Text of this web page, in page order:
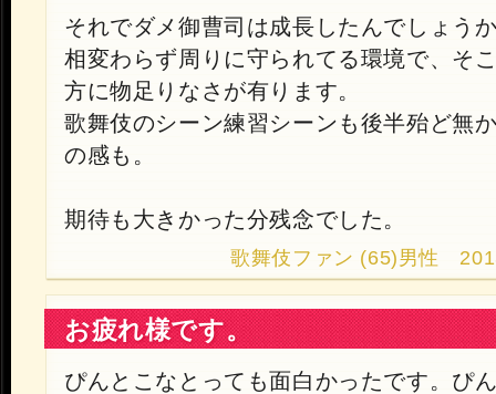
それでダメ御曹司は成長したんでしょう
相変わらず周りに守られてる環境で、そ
方に物足りなさが有ります。
歌舞伎のシーン練習シーンも後半殆ど無
の感も。
期待も大きかった分残念でした。
歌舞伎ファン (65)男性
お疲れ様です。
ぴんとこなとっても面白かったです。ぴ